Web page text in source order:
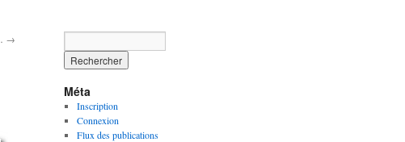
→
Méta
Inscription
Connexion
Flux des publications